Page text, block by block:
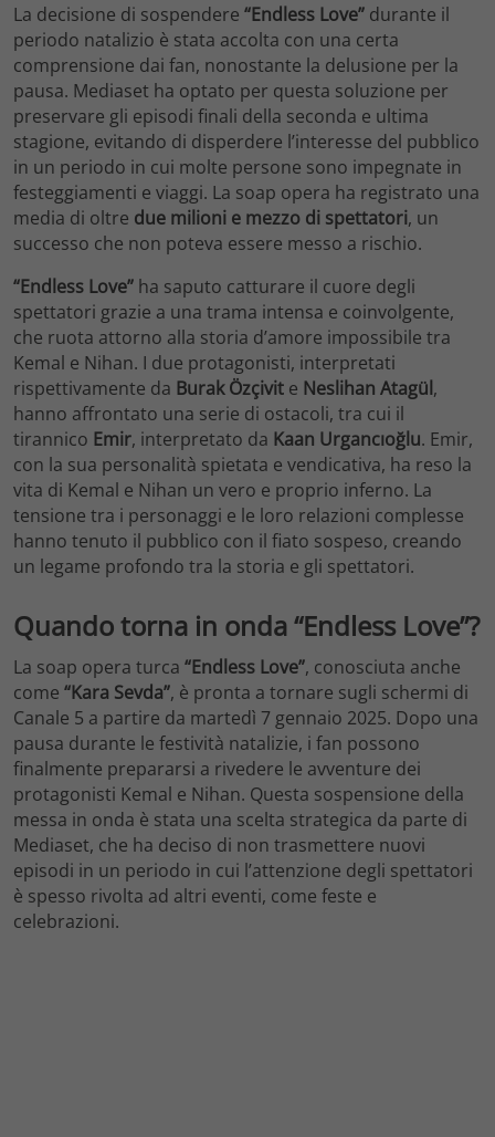
La decisione di sospendere “Endless Love” durante il
periodo natalizio è stata accolta con una certa
comprensione dai fan, nonostante la delusione per la
pausa. Mediaset ha optato per questa soluzione per
preservare gli episodi finali della seconda e ultima
stagione, evitando di disperdere l’interesse del pubblico
in un periodo in cui molte persone sono impegnate in
festeggiamenti e viaggi. La soap opera ha registrato una
media di oltre due milioni e mezzo di spettatori, un
successo che non poteva essere messo a rischio.
“Endless Love” ha saputo catturare il cuore degli
spettatori grazie a una trama intensa e coinvolgente,
che ruota attorno alla storia d’amore impossibile tra
Kemal e Nihan. I due protagonisti, interpretati
rispettivamente da Burak Özçivit e Neslihan Atagül,
hanno affrontato una serie di ostacoli, tra cui il
tirannico Emir, interpretato da Kaan Urgancıoğlu. Emir,
con la sua personalità spietata e vendicativa, ha reso la
vita di Kemal e Nihan un vero e proprio inferno. La
tensione tra i personaggi e le loro relazioni complesse
hanno tenuto il pubblico con il fiato sospeso, creando
un legame profondo tra la storia e gli spettatori.
Quando torna in onda “Endless Love”?
La soap opera turca “Endless Love”, conosciuta anche
come “Kara Sevda”, è pronta a tornare sugli schermi di
Canale 5 a partire da martedì 7 gennaio 2025. Dopo una
pausa durante le festività natalizie, i fan possono
finalmente prepararsi a rivedere le avventure dei
protagonisti Kemal e Nihan. Questa sospensione della
messa in onda è stata una scelta strategica da parte di
Mediaset, che ha deciso di non trasmettere nuovi
episodi in un periodo in cui l’attenzione degli spettatori
è spesso rivolta ad altri eventi, come feste e
celebrazioni.